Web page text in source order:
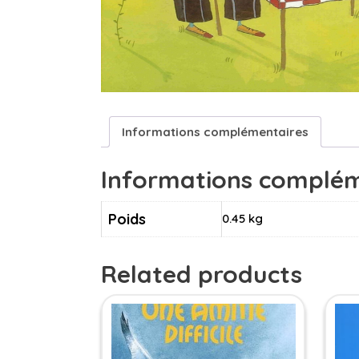
Informations complémentaires
Informations
Poids 0.45 kg
Related products